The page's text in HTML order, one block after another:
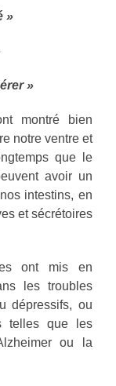
»
»
montré bien
notre ventre et
que le
avoir un
intestins, en
et sécrétoires
ont mis en
les troubles
dépressifs, ou
telles que les
ou la